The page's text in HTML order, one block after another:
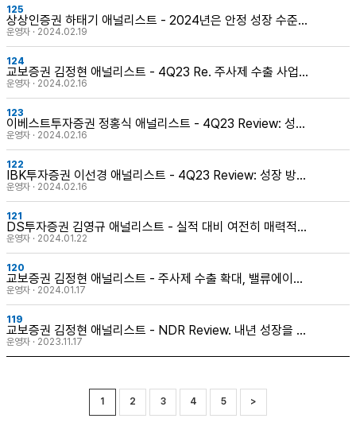
125
상상인증권 하태기 애널리스트 - 2024년은 안정 성장 수준
전망
운영자 · 2024.02.19
124
교보증권 김정현 애널리스트 - 4Q23 Re. 주사제 수출 사업
훨훨, 지금은 사야할 때
운영자 · 2024.02.16
123
이베스트투자증권 정홍식 애널리스트 - 4Q23 Review: 성장
흐름 유지
운영자 · 2024.02.16
122
IBK투자증권 이선경 애널리스트 - 4Q23 Review: 성장 방향
성은 이상 無
운영자 · 2024.02.16
121
DS투자증권 김영규 애널리스트 - 실적 대비 여전히 매력적인
주가
운영자 · 2024.01.22
120
교보증권 김정현 애널리스트 - 주사제 수출 확대, 밸류에이션
도 확대
운영자 · 2024.01.17
119
교보증권 김정현 애널리스트 - NDR Review. 내년 성장을 믿
어볼까
운영자 · 2023.11.17
1 2 3 4 5 >